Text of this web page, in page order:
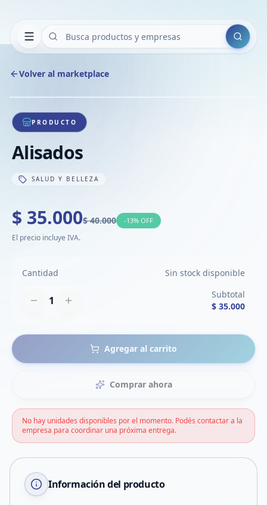
Buscar
Volver al marketplace
1/1
PRODUCTO
Alisados
SALUD Y BELLEZA
$ 35.000$ 40.000 -13% OFF
El precio incluye IVA.
Cantidad Sin stock disponible
1
Subtotal
$ 35.000
Agregar al carrito
Comprar ahora
No hay unidades disponibles por el momento. Podés contactar a la
empresa para coordinar una próxima entrega.
Información del producto